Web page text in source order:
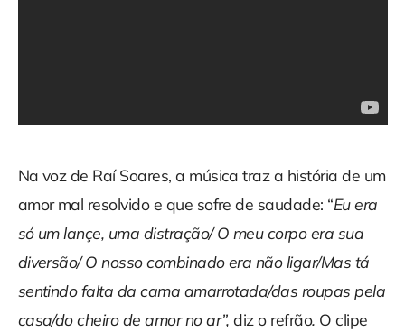
Na voz de Raí Soares, a música traz a história de um
amor mal resolvido e que sofre de saudade: “Eu era
só um lançe, uma distração/ O meu corpo era sua
diversão/ O nosso combinado era não ligar/Mas tá
sentindo falta da cama amarrotada/das roupas pela
casa/do cheiro de amor no ar”,diz o refrão. O clipe